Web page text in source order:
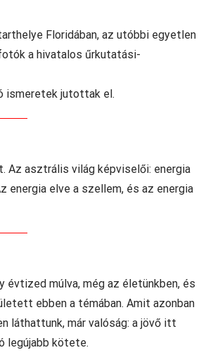
Floridában, az utóbbi egyetlen
a hivatalos űrkutatási-
ismeretek jutottak el.
asztrális világ képviselői: energia
energia elve a szellem, és az energia
évtized múlva, még az életünkben, és
ebben a témában. Amit azonban
láthattunk, már valóság: a jövő itt
legújabb kötete.